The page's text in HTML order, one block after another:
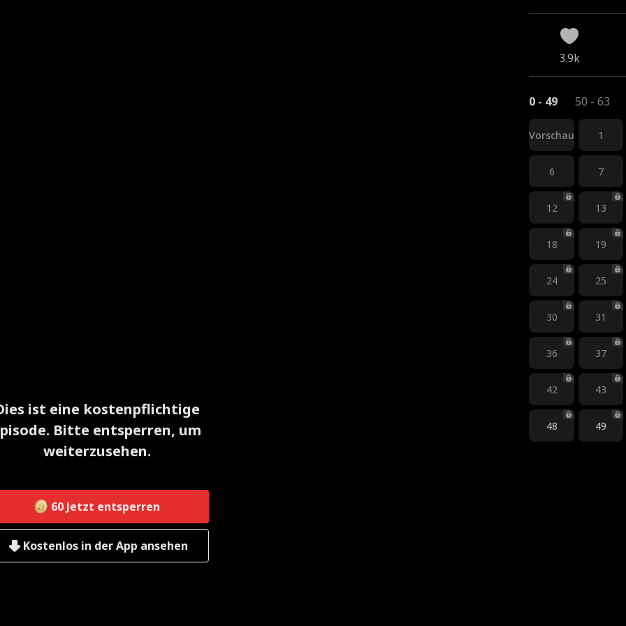
ist eine kostenpflichtige
Bitte entsperren, um
weiterzusehen.
60 Jetzt entsperren
Kostenlos in der App ansehen
3.9k
0 - 49 50 - 63
Vorschau 1
6 7
12 13
18 19
24 25
30 31
36 37
42 43
48 49